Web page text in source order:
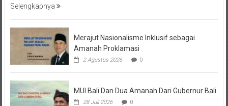
Selengkapnya
Merajut Nasionalisme Inklusif sebagai
Amanah Proklamasi
2 Agustus 2026 0
MUI Bali Dan Dua Amanah Dari Gubernur Bali
28 Juli 2026 0